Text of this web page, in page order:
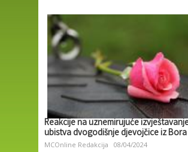
Reakcije na uznemirujuće
ubistva dvogodišnje djevojčice iz Bora
MCOnline Redakcija 08/04/2024